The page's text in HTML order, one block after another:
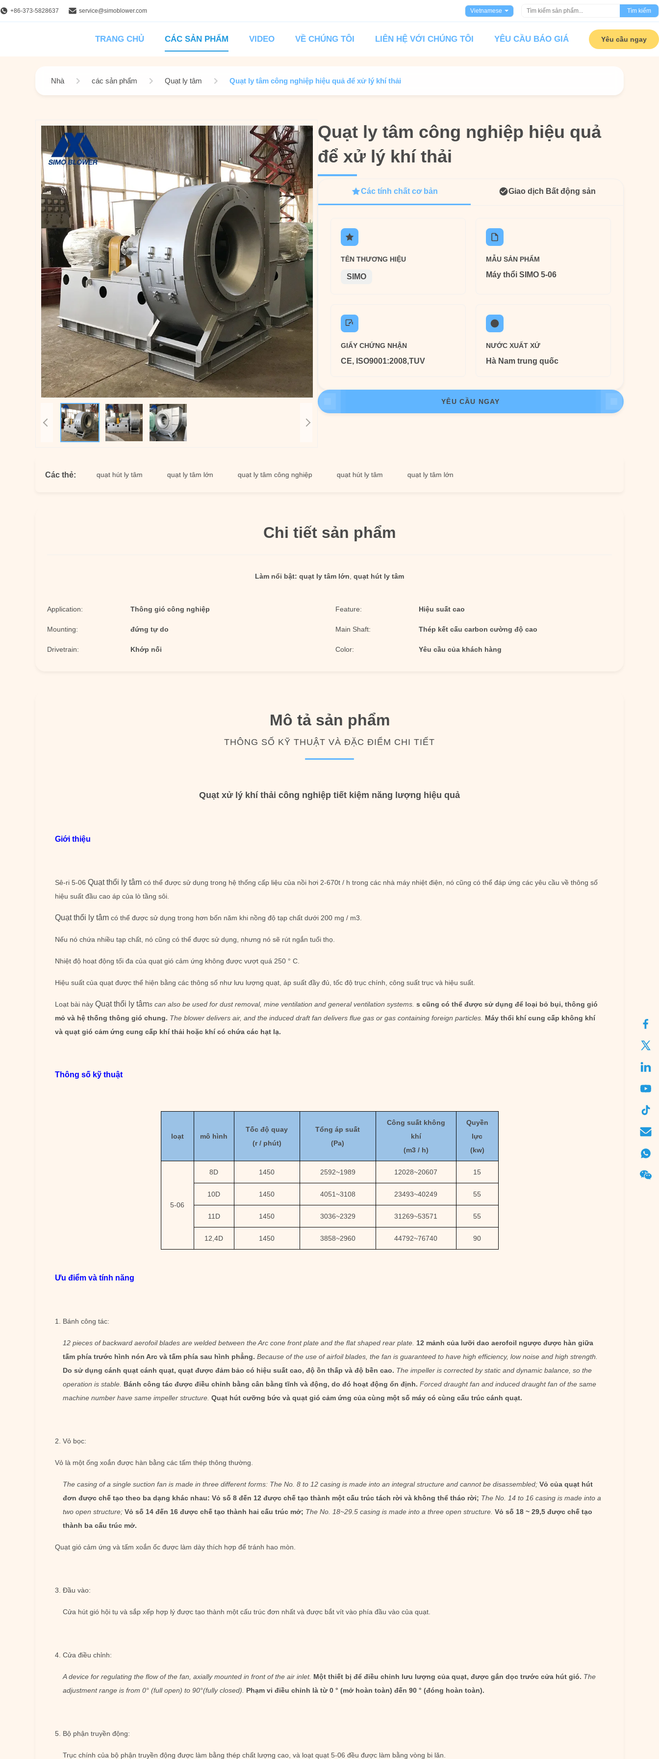
+86-373-5828637 service@simoblower.com Vietnamese Tìm kiếm
TRANG CHỦ CÁC SẢN PHẨM VIDEO VỀ CHÚNG TÔI LIÊN HỆ VỚI CHÚNG TÔI YÊU CẦU BÁO GIÁ Yêu cầu ngay
Nhà các sản phẩm Quạt ly tâm Quạt ly tâm công nghiệp hiệu quả để xử lý khí thải
Quạt ly tâm công nghiệp hiệu quả
để xử lý khí thải
Quạt ly tâm công nghiệp hiệu quả
để xử lý khí thải
Các tính chất cơ bản Giao dịch Bất động sản
TÊN THƯƠNG HIỆU
SIMO
MẪU SẢN PHẨM
Máy thổi SIMO 5-06
GIẤY CHỨNG NHẬN
CE, ISO9001:2008,TUV
NƯỚC XUẤT XỨ
Hà Nam trung quốc
YÊU CẦU NGAY
Các thẻ:
công nghiệp quạt hút ly tâm quạt ly tâm lớn quạt ly tâm công nghiệp quạt hút ly tâm quạt ly tâm lớn
Chi tiết sản phẩm
Làm nổi bật: quạt ly tâm lớn quạt hút ly tâm
Application: Thông gió công nghiệp Feature: Hiệu suất cao
Mounting: đứng tự do Main Shaft: Thép kết cấu carbon cường độ cao
Drivetrain: Khớp nối Color: Yêu cầu của khách hàng
Mô tả sản phẩm
THÔNG SỐ KỸ THUẬT VÀ ĐẶC ĐIỂM CHI TIẾT
Quạt xử lý khí thải công nghiệp tiết kiệm năng lượng hiệu quả
Giới thiệu
Sê-ri 5-06 Quạt thổi ly tâm có thể được sử dụng trong hệ thống cấp liệu của nồi hơi 2-670t / h trong các nhà máy nhiệt điện, nó cũng có thể đáp ứng các yêu cầu về thông số
hiệu suất đầu cao áp của lò tầng sôi.
Quạt thổi ly tâm có thể được sử dụng trong hơn bốn năm khi nồng độ tạp chất dưới 200 mg / m3.
Nếu nó chứa nhiều tạp chất, nó cũng có thể được sử dụng, nhưng nó sẽ rút ngắn tuổi thọ.
Nhiệt độ hoạt động tối đa của quạt gió cảm ứng không được vượt quá 250 ° C.
Hiệu suất của quạt được thể hiện bằng các thông số như lưu lượng quạt, áp suất đầy đủ, tốc độ trục chính, công suất trục và hiệu suất.
Loạt bài này Quạt thổi ly tâms can also be used for dust removal, mine ventilation and general ventilation systems. s cũng có thể được sử dụng để loại bỏ bụi, thông gió
mỏ và hệ thống thông gió chung. The blower delivers air, and the induced draft fan delivers flue gas or gas containing foreign particles. Máy thổi khí cung cấp không khí
và quạt gió cảm ứng cung cấp khí thải hoặc khí có chứa các hạt lạ.
Thông số kỹ thuật
loạt mô hình
Tốc độ quay
(r / phút)
Tổng áp suất
(Pa)
Công suất không
khí
(m3 / h)
Quyền
lực
(kw)
5-06
8D 1450 2592~1989 12028~20607 15
10D 1450 4051~3108 23493~40249 55
11D 1450 3036~2329 31269~53571 55
12,4D 1450 3858~2960 44792~76740 90
Ưu điểm và tính năng
1. Bánh công tác:
12 pieces of backward aerofoil blades are welded between the Arc cone front plate and the flat shaped rear plate. 12 mảnh của lưỡi dao aerofoil ngược được hàn giữa
tấm phía trước hình nón Arc và tấm phía sau hình phẳng. Because of the use of airfoil blades, the fan is guaranteed to have high efficiency, low noise and high strength.
Do sử dụng cánh quạt cánh quạt, quạt được đảm bảo có hiệu suất cao, độ ồn thấp và độ bền cao. The impeller is corrected by static and dynamic balance, so the
operation is stable. Bánh công tác được điều chỉnh bằng cân bằng tĩnh và động, do đó hoạt động ổn định. Forced draught fan and induced draught fan of the same
machine number have same impeller structure. Quạt hút cưỡng bức và quạt gió cảm ứng của cùng một số máy có cùng cấu trúc cánh quạt.
2. Vỏ bọc:
Vỏ là một ống xoắn được hàn bằng các tấm thép thông thường.
The casing of a single suction fan is made in three different forms: The No. 8 to 12 casing is made into an integral structure and cannot be disassembled; Vỏ của quạt hút
đơn được chế tạo theo ba dạng khác nhau: Vỏ số 8 đến 12 được chế tạo thành một cấu trúc tách rời và không thể tháo rời; The No. 14 to 16 casing is made into a
two open structure; Vỏ số 14 đến 16 được chế tạo thành hai cấu trúc mở; The No. 18~29.5 casing is made into a three open structure. Vỏ số 18 ~ 29,5 được chế tạo
thành ba cấu trúc mở.
Quạt gió cảm ứng và tấm xoắn ốc được làm dày thích hợp để tránh hao mòn.
3. Đầu vào:
Cửa hút gió hội tụ và sắp xếp hợp lý được tạo thành một cấu trúc đơn nhất và được bắt vít vào phía đầu vào của quạt.
4. Cửa điều chỉnh:
A device for regulating the flow of the fan, axially mounted in front of the air inlet. Một thiết bị để điều chỉnh lưu lượng của quạt, được gắn dọc trước cửa hút gió. The
adjustment range is from 0° (full open) to 90°(fully closed).
Phạm vi điều chỉnh là từ 0 ° (mở hoàn toàn) đến 90 ° (đóng hoàn toàn).
5. Bộ phận truyền động:
Trục chính của bộ phận truyền động được làm bằng thép chất lượng cao, và loạt quạt 5-06 đều được làm bằng vòng bi lăn.